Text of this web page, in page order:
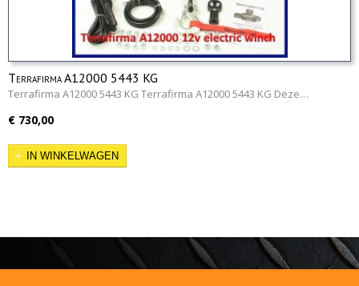
Terrafirma A12000 5443 KG
Terrafirma A12000 5443 KG Terrafirma A12000 5443 KG Deze…
€ 730,00
IN WINKELWAGEN